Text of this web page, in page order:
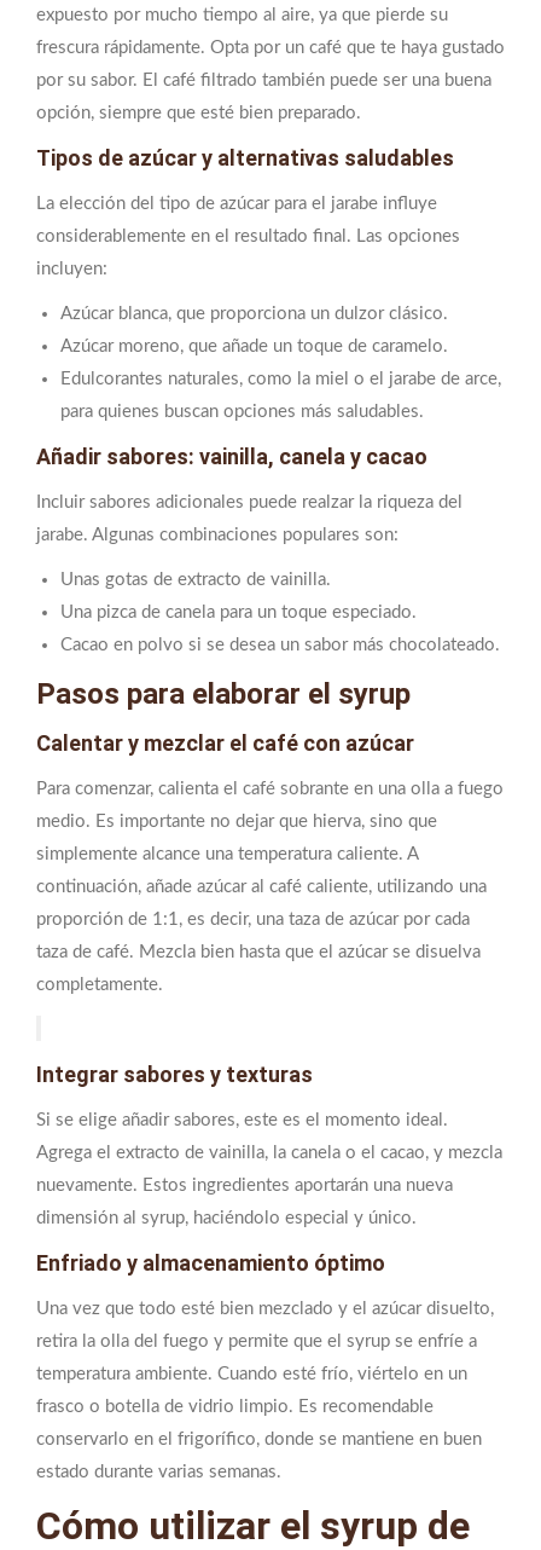
expuesto por mucho tiempo al aire, ya que pierde su
frescura rápidamente. Opta por un café que te haya gustado
por su sabor. El café filtrado también puede ser una buena
opción, siempre que esté bien preparado.
Tipos de azúcar y alternativas saludables
La elección del tipo de azúcar para el jarabe influye
considerablemente en el resultado final. Las opciones
incluyen:
Azúcar blanca, que proporciona un dulzor clásico.
Azúcar moreno, que añade un toque de caramelo.
Edulcorantes naturales, como la miel o el jarabe de arce,
para quienes buscan opciones más saludables.
Añadir sabores: vainilla, canela y cacao
Incluir sabores adicionales puede realzar la riqueza del
jarabe. Algunas combinaciones populares son:
Unas gotas de extracto de vainilla.
Una pizca de canela para un toque especiado.
Cacao en polvo si se desea un sabor más chocolateado.
Pasos para elaborar el syrup
Calentar y mezclar el café con azúcar
Para comenzar, calienta el café sobrante en una olla a fuego
medio. Es importante no dejar que hierva, sino que
simplemente alcance una temperatura caliente. A
continuación, añade azúcar al café caliente, utilizando una
proporción de 1:1, es decir, una taza de azúcar por cada
taza de café. Mezcla bien hasta que el azúcar se disuelva
completamente.
Integrar sabores y texturas
Si se elige añadir sabores, este es el momento ideal.
Agrega el extracto de vainilla, la canela o el cacao, y mezcla
nuevamente. Estos ingredientes aportarán una nueva
dimensión al syrup, haciéndolo especial y único.
Enfriado y almacenamiento óptimo
Una vez que todo esté bien mezclado y el azúcar disuelto,
retira la olla del fuego y permite que el syrup se enfríe a
temperatura ambiente. Cuando esté frío, viértelo en un
frasco o botella de vidrio limpio. Es recomendable
conservarlo en el frigorífico, donde se mantiene en buen
estado durante varias semanas.
Cómo utilizar el syrup de